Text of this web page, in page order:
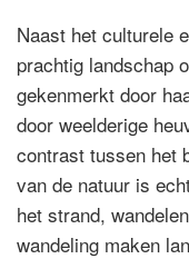
Naast het culturele
prachtig landschap
gekenmerkt door
door weelderige
contrast tussen het
van de natuur is
het strand,
wandeling maken